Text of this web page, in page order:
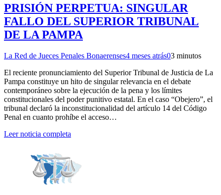
PRISIÓN PERPETUA: SINGULAR
FALLO DEL SUPERIOR TRIBUNAL
DE LA PAMPA
La Red de Jueces Penales Bonaerenses4 meses atrás03 minutos
El reciente pronunciamiento del Superior Tribunal de Justicia de La
Pampa constituye un hito de singular relevancia en el debate
contemporáneo sobre la ejecución de la pena y los límites
constitucionales del poder punitivo estatal. En el caso “Obejero”, el
tribunal declaró la inconstitucionalidad del artículo 14 del Código
Penal en cuanto prohíbe el acceso…
Leer noticia completa